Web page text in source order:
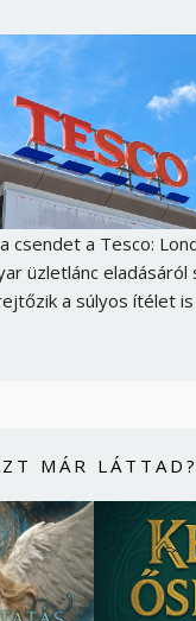
csendet a Tesco:
üzletlánc eladásáról
a súlyos ítélet is
MÁR LÁTTAD?